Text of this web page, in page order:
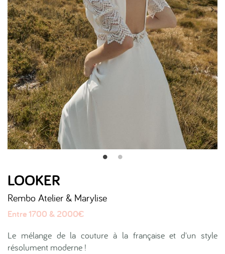
LOOKER
Rembo Atelier & Marylise
Entre 1700 & 2000€
Le mélange de la couture à la française et d'un style
résolument moderne !